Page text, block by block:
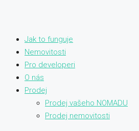
Jak to funguje
Nemovitosti
Pro developeri
O nás
Prodej
Prodej vašeho NOMADU
Prodej nemovitosti